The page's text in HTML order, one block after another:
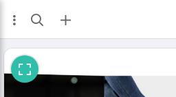
ثبت آگهی